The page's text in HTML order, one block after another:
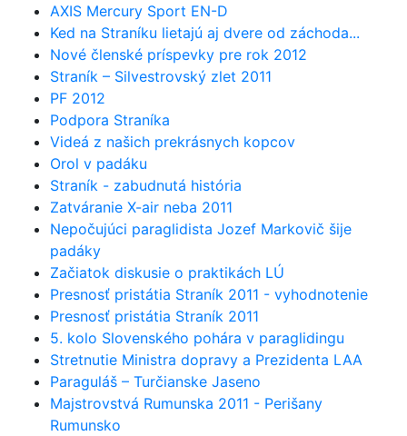
AXIS Mercury Sport EN-D
Ked na Straníku lietajú aj dvere od záchoda...
Nové členské príspevky pre rok 2012
Straník – Silvestrovský zlet 2011
PF 2012
Podpora Straníka
Videá z našich prekrásnych kopcov
Orol v padáku
Straník - zabudnutá história
Zatváranie X-air neba 2011
Nepočujúci paraglidista Jozef Markovič šije
padáky
Začiatok diskusie o praktikách LÚ
Presnosť pristátia Straník 2011 - vyhodnotenie
Presnosť pristátia Straník 2011
5. kolo Slovenského pohára v paraglidingu
Stretnutie Ministra dopravy a Prezidenta LAA
Paraguláš – Turčianske Jaseno
Majstrovstvá Rumunska 2011 - Perišany
Rumunsko